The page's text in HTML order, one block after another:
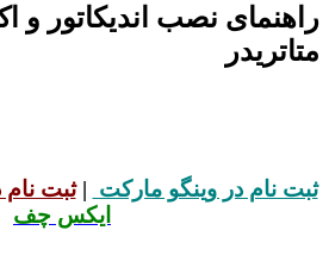
راهنمای نصب اندیکاتور و
متاتریدر
ثبت نام در وینگو مارکت |ثبت نام
ایکس چف